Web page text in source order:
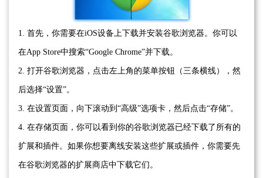
1. 首先，你需要在iOS设备上下载并安装谷歌浏览器。你可以
在App Store中搜索“Google Chrome”并下载。
2. 打开谷歌浏览器，点击左上角的菜单按钮（三条横线），然
后选择“设置”。
3. 在设置页面，向下滚动到“高级”选项卡，然后点击“存储”。
4. 在存储页面，你可以看到你的谷歌浏览器已经下载了所有的
扩展和插件。如果你想要离线安装这些扩展或插件，你需要先
在谷歌浏览器的扩展商店中下载它们。